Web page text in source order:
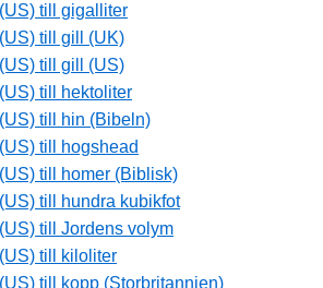
till gigalliter
till gill (UK)
till gill (US)
till hektoliter
till hin (Bibeln)
till hogshead
till homer (Biblisk)
till hundra kubikfot
till Jordens volym
till kiloliter
till kopp (Storbritannien)